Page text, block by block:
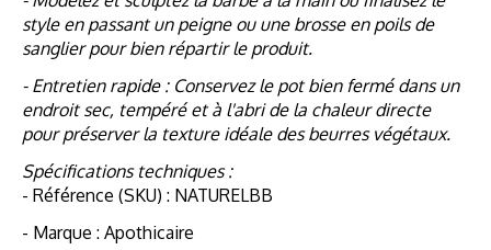
style en passant un peigne ou une brosse en poils de
sanglier pour bien répartir le produit.
- Entretien rapide : Conservez le pot bien fermé dans un
endroit sec, tempéré et à l'abri de la chaleur directe
pour préserver la texture idéale des beurres végétaux.
Spécifications techniques :
- Référence (SKU) : NATURELBB
- Marque : Apothicaire